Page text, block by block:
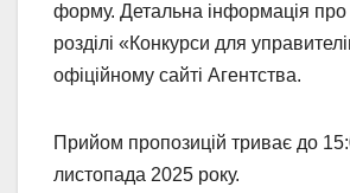
форму. Детальна інформація про
розділі «Конкурси для
офіційному сайті Агентства.
Прийом пропозицій триває до
листопада 2025 року.